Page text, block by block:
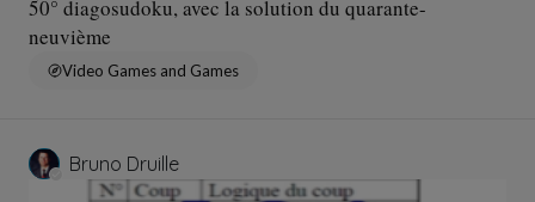
50° diagosudoku, avec la solution du quarante-
neuvième
Video Games and Games
Bruno Druille